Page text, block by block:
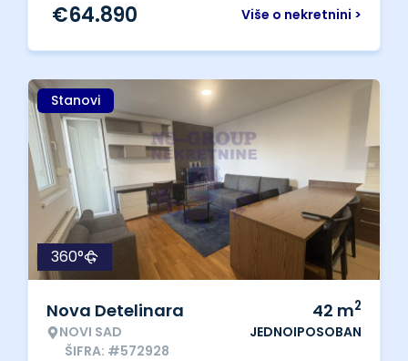
Više o nekretnini >
€64.890
Stanovi
360°
Nova Detelinara
NOVI SAD
ŠIFRA: #572928
42 m2
JEDNOIPOSOBAN